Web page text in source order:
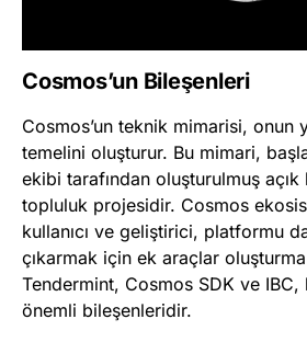
Cosmos’un Bileşenleri
Cosmos’un teknik mimarisi, onun
temelini oluşturur. Bu mimari,
ekibi tarafından oluşturulmuş açık
topluluk projesidir. Cosmos
kullanıcı ve geliştirici, platformu
çıkarmak için ek araçlar
Tendermint, Cosmos SDK ve
önemli bileşenleridir.